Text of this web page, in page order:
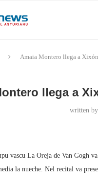
Amaia Montero llega a Xixón
llega a
written by
vascu La Oreja de Van Gogh
la nueche. Nel recital va